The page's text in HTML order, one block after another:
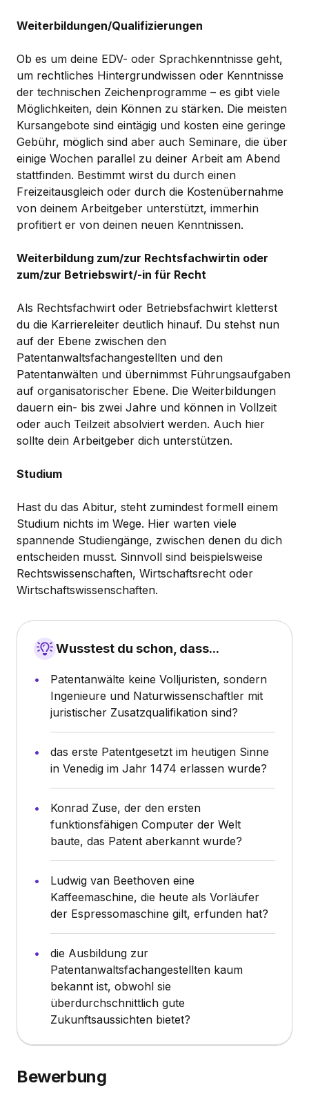
Weiterbildungen/Qualifizierungen
Ob es um deine EDV- oder Sprachkenntnisse geht,
um rechtliches Hintergrundwissen oder Kenntnisse
der technischen Zeichenprogramme – es gibt viele
Möglichkeiten, dein Können zu stärken. Die meisten
Kursangebote sind eintägig und kosten eine geringe
Gebühr, möglich sind aber auch Seminare, die über
einige Wochen parallel zu deiner Arbeit am Abend
stattfinden. Bestimmt wirst du durch einen
Freizeitausgleich oder durch die Kostenübernahme
von deinem Arbeitgeber unterstützt, immerhin
profitiert er von deinen neuen Kenntnissen.
Weiterbildung zum/zur Rechtsfachwirtin oder
zum/zur Betriebswirt/-in für Recht
Als Rechtsfachwirt oder Betriebsfachwirt kletterst
du die Karriereleiter deutlich hinauf. Du stehst nun
auf der Ebene zwischen den
Patentanwaltsfachangestellten und den
Patentanwälten und übernimmst Führungsaufgaben
auf organisatorischer Ebene. Die Weiterbildungen
dauern ein- bis zwei Jahre und können in Vollzeit
oder auch Teilzeit absolviert werden. Auch hier
sollte dein Arbeitgeber dich unterstützen.
Studium
Hast du das Abitur, steht zumindest formell einem
Studium nichts im Wege. Hier warten viele
spannende Studiengänge, zwischen denen du dich
entscheiden musst. Sinnvoll sind beispielsweise
Rechtswissenschaften, Wirtschaftsrecht oder
Wirtschaftswissenschaften.
Wusstest du schon, dass...
Patentanwälte keine Volljuristen, sondern
Ingenieure und Naturwissenschaftler mit
juristischer Zusatzqualifikation sind?
das erste Patentgesetzt im heutigen Sinne
in Venedig im Jahr 1474 erlassen wurde?
Konrad Zuse, der den ersten
funktionsfähigen Computer der Welt
baute, das Patent aberkannt wurde?
Ludwig van Beethoven eine
Kaffeemaschine, die heute als Vorläufer
der Espressomaschine gilt, erfunden hat?
die Ausbildung zur
Patentanwaltsfachangestellten kaum
bekannt ist, obwohl sie
überdurchschnittlich gute
Zukunftsaussichten bietet?
Bewerbung